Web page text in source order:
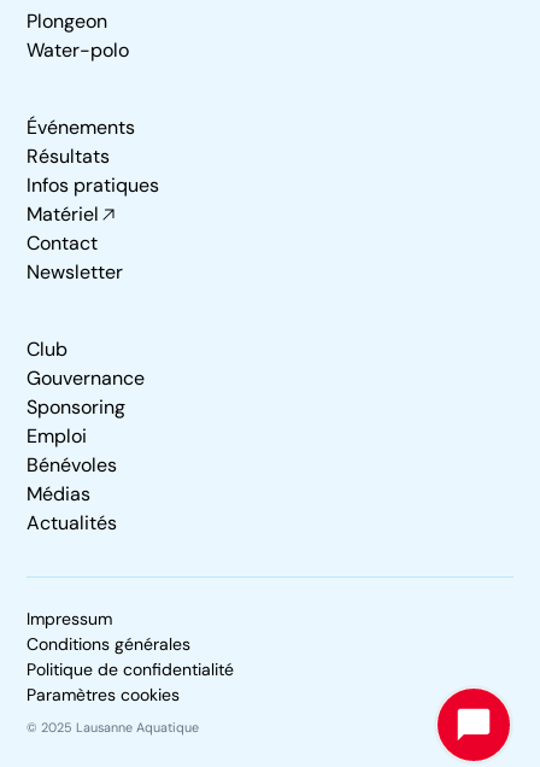
Plongeon
Water-polo
Événements
Résultats
Infos pratiques
Matériel
Contact
Newsletter
Club
Gouvernance
Sponsoring
Emploi
Bénévoles
Médias
Actualités
Impressum
Conditions générales
Politique de confidentialité
Paramètres cookies
© 2025 Lausanne Aquatique